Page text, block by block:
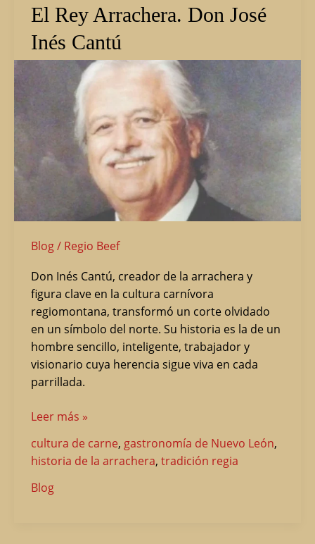
El Rey Arrachera. Don José
Inés Cantú
Blog/ Regio Beef
Don Inés Cantú, creador de la arrachera y
figura clave en la cultura carnívora
regiomontana, transformó un corte olvidado
en un símbolo del norte. Su historia es la de un
hombre sencillo, inteligente, trabajador y
visionario cuya herencia sigue viva en cada
parrillada.
El
Rey
Arrachera.
Don
Leer más »
cultura de carne, gastronomía de Nuevo León,
historia de la arrachera, tradición regia
Blog